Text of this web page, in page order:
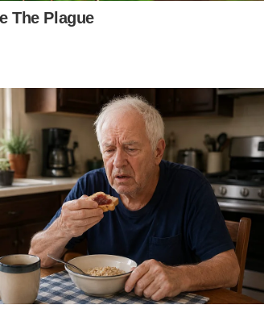
Hilux itu dikatakan hilang kawalan,
termasuk tayar depan kiri pecah,